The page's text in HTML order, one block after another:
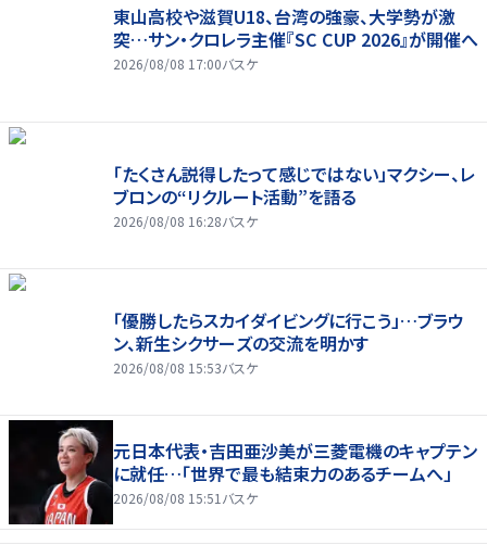
東山高校や滋賀U18、台湾の強豪、大学勢が激
突…サン・クロレラ主催『SC CUP 2026』が開催へ
2026/08/08 17:00バスケ
「たくさん説得したって感じではない」マクシー、レ
ブロンの“リクルート活動”を語る
2026/08/08 16:28バスケ
「優勝したらスカイダイビングに行こう」…ブラウ
ン、新生シクサーズの交流を明かす
2026/08/08 15:53バスケ
元日本代表・吉田亜沙美が三菱電機のキャプテン
に就任…「世界で最も結束力のあるチームへ」
2026/08/08 15:51 バスケ